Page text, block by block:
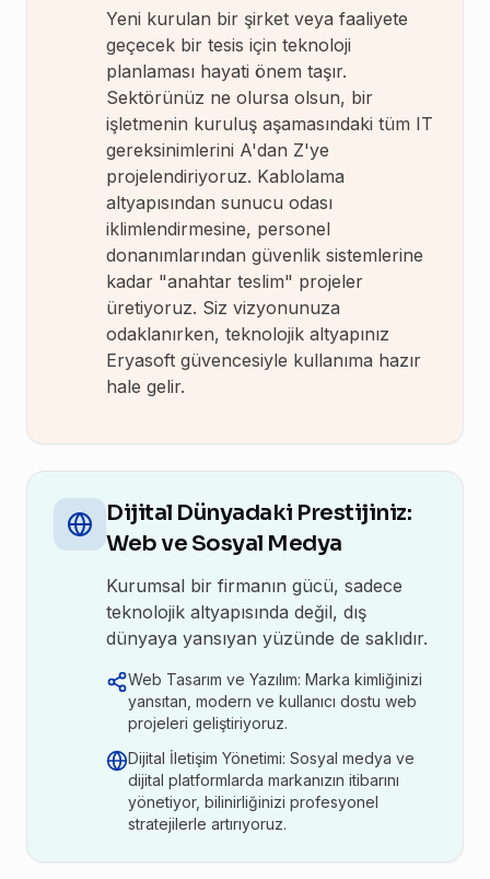
Yeni kurulan bir şirket veya faaliyete
geçecek bir tesis için teknoloji
planlaması hayati önem taşır.
Sektörünüz ne olursa olsun, bir
işletmenin kuruluş aşamasındaki tüm IT
gereksinimlerini A'dan Z'ye
projelendiriyoruz. Kablolama
altyapısından sunucu odası
iklimlendirmesine, personel
donanımlarından güvenlik sistemlerine
kadar "anahtar teslim" projeler
üretiyoruz. Siz vizyonunuza
odaklanırken, teknolojik altyapınız
Eryasoft güvencesiyle kullanıma hazır
hale gelir.
Dijital Dünyadaki Prestijiniz:
Web ve Sosyal Medya
Kurumsal bir firmanın gücü, sadece
teknolojik altyapısında değil, dış
dünyaya yansıyan yüzünde de saklıdır.
Web Tasarım ve Yazılım: Marka kimliğinizi
yansıtan, modern ve kullanıcı dostu web
projeleri geliştiriyoruz.
Dijital İletişim Yönetimi: Sosyal medya ve
dijital platformlarda markanızın itibarını
yönetiyor, bilinirliğinizi profesyonel
stratejilerle artırıyoruz.